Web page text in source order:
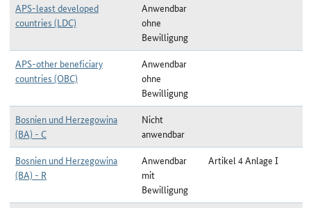
APS-least developed
countries (LDC)
Anwendbar
ohne
Bewilligung
APS-other beneficiary
countries (OBC)
Anwendbar
ohne
Bewilligung
Bosnien und Herzegowina
(BA) - C
Nicht
anwendbar
Bosnien und Herzegowina
(BA) - R
Anwendbar
mit
Bewilligung
Artikel 4 Anlage I